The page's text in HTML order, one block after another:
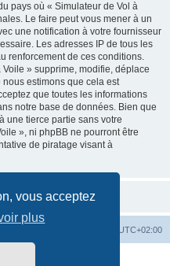
vous acceptez
plus
pays où « Simulateur de Vol à
Le faire peut vous mener à un
une notification à votre fournisseur
Les adresses IP de tous les
renforcement de ces conditions.
» supprime, modifie, déplace
estimons que cela est
que toutes les informations
notre base de données. Bien que
une tierce partie sans votre
», ni phpBB ne pourront être
de piratage visant à
UTC+02:00
Software © phpBB Limited